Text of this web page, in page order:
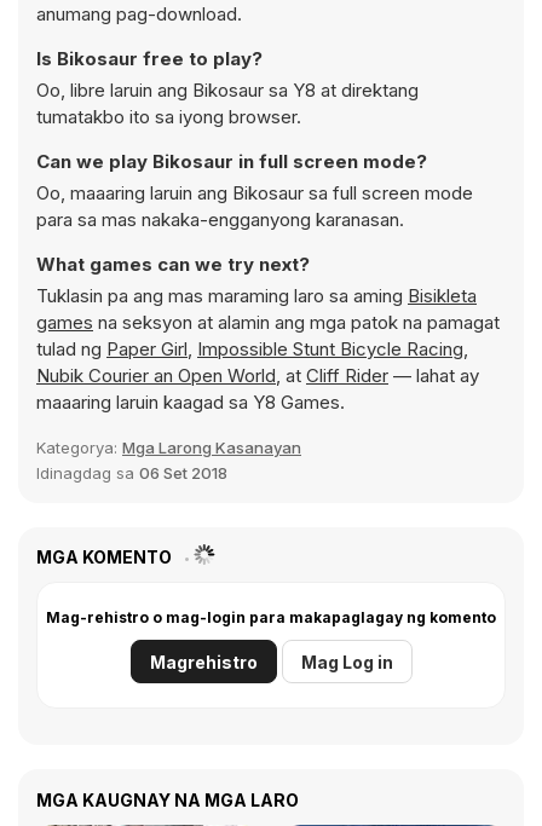
anumang pag-download.
Is Bikosaur free to play?
Oo, libre laruin ang Bikosaur sa Y8 at direktang
tumatakbo ito sa iyong browser.
Can we play Bikosaur in full screen mode?
Oo, maaaring laruin ang Bikosaur sa full screen mode
para sa mas nakaka-engganyong karanasan.
What games can we try next?
Tuklasin pa ang mas maraming laro sa aming Bisikleta
games na seksyon at alamin ang mga patok na pamagat
tulad ng Paper Girl, Impossible Stunt Bicycle Racing,
Nubik Courier an Open World, at Cliff Rider — lahat ay
maaaring laruin kaagad sa Y8 Games.
Kategorya: Mga Larong Kasanayan
Idinagdag sa 06 Set 2018
MGA KOMENTO
Mag-rehistro o mag-login para makapaglagay ng komento
Magrehistro Mag Log in
MGA KAUGNAY NA MGA LARO